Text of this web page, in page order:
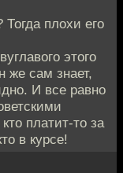
плохи его
этого
же сам знает,
И все равно
платит-то за
в курсе!